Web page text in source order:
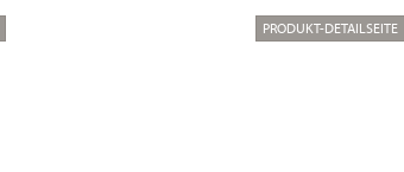
PRODUKT-DETAILSEITE